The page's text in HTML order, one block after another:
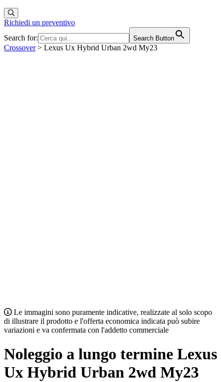
Richiedi un preventivo
Search for:
Search Button
Crossover> Lexus Ux Hybrid Urban 2wd My23
Le immagini sono puramente indicative, realizzate al solo scopo
di illustrare il prodotto e l'offerta economica indicata può subire
variazioni e va confermata con l'addetto commerciale
Noleggio a lungo termine Lexus
Ux Hybrid Urban 2wd My23